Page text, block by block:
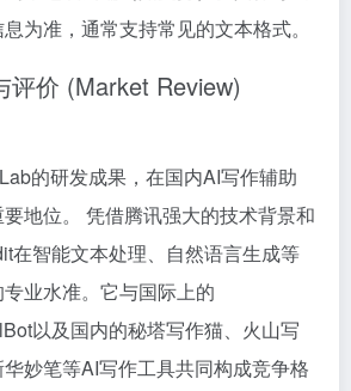
为准，通常支持常见的文本格式。
评价 (Market Review)
的研发成果，在国内AI写作辅助
地位。 凭借腾讯强大的技术背景和
在智能文本处理、自然语言生成等
业水准。它与国际上的
以及国内的秘塔写作猫、火山写
妙笔等AI写作工具共同构成竞争格